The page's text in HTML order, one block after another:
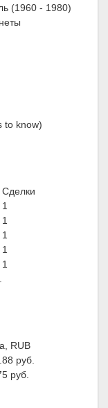
(1960 - 1980)
to know)
Сделки
1
1
1
1
1
RUB
руб.
руб.